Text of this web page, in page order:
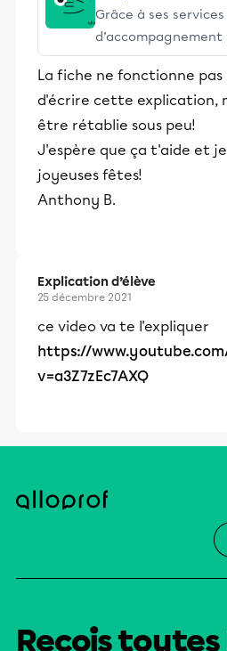
Grâce à ses services
stimulants, Alloprof
et leurs parents
éducative.
La fiche ne fonctionne
d'écrire cette explication,
être rétablie sous peu!
J'espère que ça t'aide et
joyeuses fêtes!
Anthony B.
Explication d’élève
25 décembre 2021
ce video va te l'expliquer
https://
v=a3Z7zEc7AXQ
Reçois